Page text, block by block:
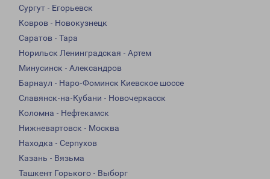
Сургут - Егорьевск
Ковров - Новокузнецк
Саратов - Тара
Норильск Ленинградская - Артем
Минусинск - Александров
Барнаул - Наро-Фоминск Киевское шоссе
Славянск-на-Кубани - Новочеркасск
Коломна - Нефтекамск
Нижневартовск - Москва
Находка - Серпухов
Казань - Вязьма
Ташкент Горького - Выборг